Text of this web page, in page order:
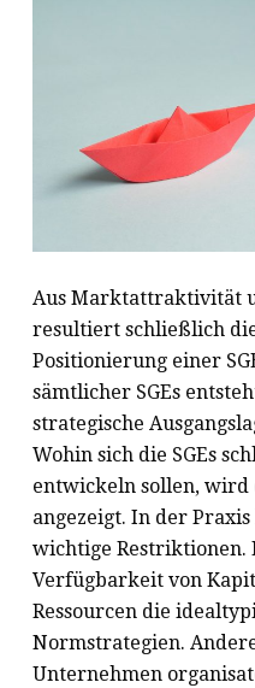
Aus Marktattraktivität
resultiert schließlich
Positionierung einer
sämtlicher SGEs
strategische
Wohin sich die SGEs
entwickeln sollen,
angezeigt. In der
wichtige Restriktionen.
Verfügbarkeit von
Ressourcen die
Normstrategien.
Unternehmen